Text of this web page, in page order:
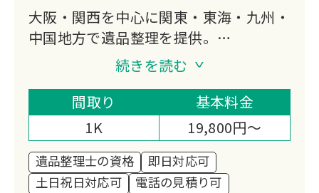
大阪・関西を中心に関東・東海・九州・
中国地方で遺品整理を提供。
買取強化で費用を抑え、買取できないも
のも海外へ寄付。
遺品整理士資格保有のプロが最短当日対
応。
1万件以上の実績で顧客満足度
続きを読む
間取り
基本料金
1K
19,800円～
遺品整理士の資格
即日対応可
土日祝日対応可
電話の見積り可